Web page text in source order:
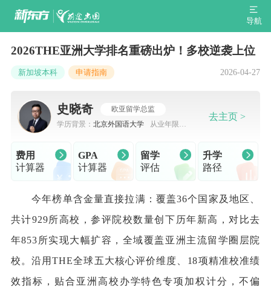
导航
2026THE亚洲大学排名重磅出炉！多校逆袭上位
新加坡本科 申请指南 2026-04-27
史晓奇
欧亚留学总监
学历背景： 北京外国语大学
从业年限：
去主页 >
费用
计算器
GPA
计算器
留学
评估
升学
路径
今年榜单含金量直接拉满：覆盖36个国家及地区、
共计929所高校，参评院校数量创下历年新高，对比去
年853所实现大幅扩容，全域覆盖亚洲主流留学圈层院
校。沿用THE全球五大核心评价维度、18项精准校准绩
效指标，贴合亚洲高校办学特色专项加权计分，不偏